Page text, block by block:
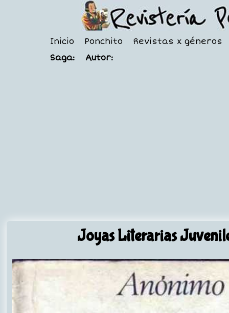
Inicio Ponchito
Revistas x géneros
Saga:
Autor:
Joyas Literarias